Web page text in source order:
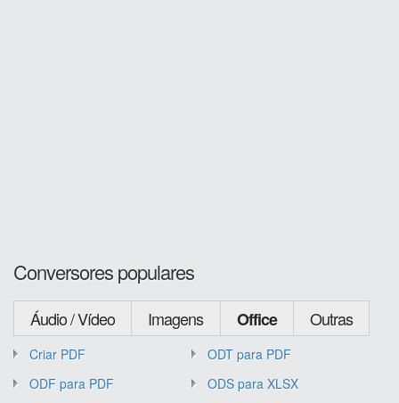
Conversores populares
Áudio / Vídeo Imagens Office Outras
Criar PDF
ODT para PDF
ODF para PDF
ODS para XLSX